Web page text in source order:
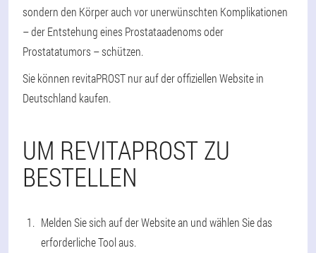
sondern den Körper auch vor unerwünschten Komplikationen
– der Entstehung eines Prostataadenoms oder
Prostatatumors – schützen.
Sie können revitaPROST nur auf der offiziellen Website in
Deutschland kaufen.
UM REVITAPROST ZU
BESTELLEN
Melden Sie sich auf der Website an und wählen Sie das
erforderliche Tool aus.